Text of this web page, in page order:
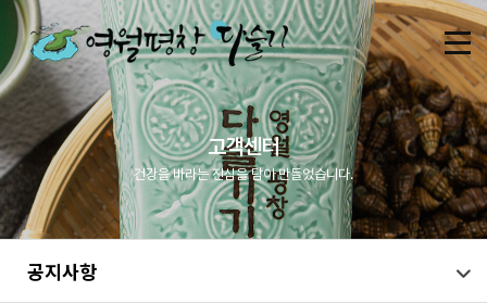
고객센터
건강을 바라는 진심을 담아 만들었습니다.
공지사항